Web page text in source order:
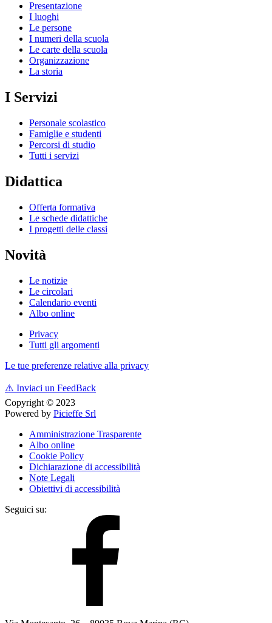
Presentazione
I luoghi
Le persone
I numeri della scuola
Le carte della scuola
Organizzazione
La storia
I Servizi
Personale scolastico
Famiglie e studenti
Percorsi di studio
Tutti i servizi
Didattica
Offerta formativa
Le schede didattiche
I progetti delle classi
Novità
Le notizie
Le circolari
Calendario eventi
Albo online
Privacy
Tutti gli argomenti
Le tue preferenze relative alla privacy
⚠️ Inviaci un FeedBack
Copyright © 2023
Powered by Picieffe Srl
Amministrazione Trasparente
Albo online
Cookie Policy
Dichiarazione di accessibilità
Note Legali
Obiettivi di accessibilità
Seguici su: